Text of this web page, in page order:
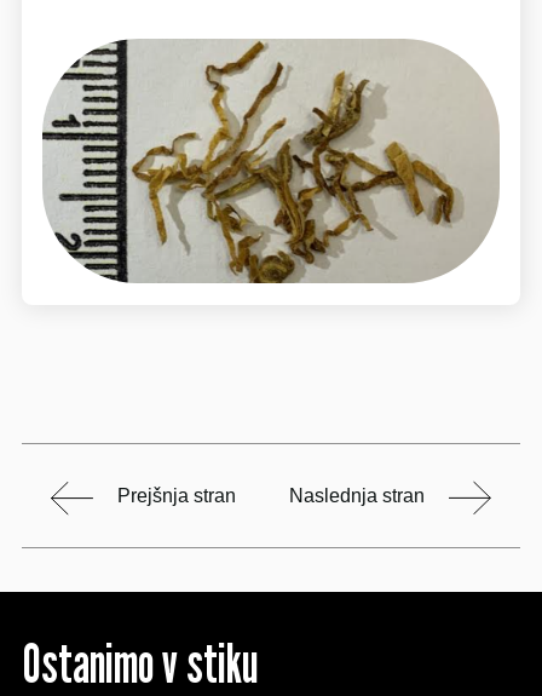
Prejšnja stran Naslednja stran
Ostanimo v stiku